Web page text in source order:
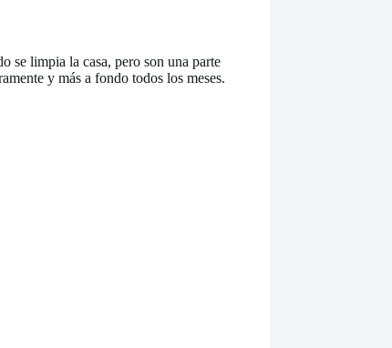
se limpia la casa, pero son una parte
y más a fondo todos los meses.